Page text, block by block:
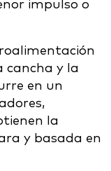
impulso o
cancha y la
en un
la
y basada en